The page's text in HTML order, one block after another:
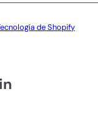
de Shopify